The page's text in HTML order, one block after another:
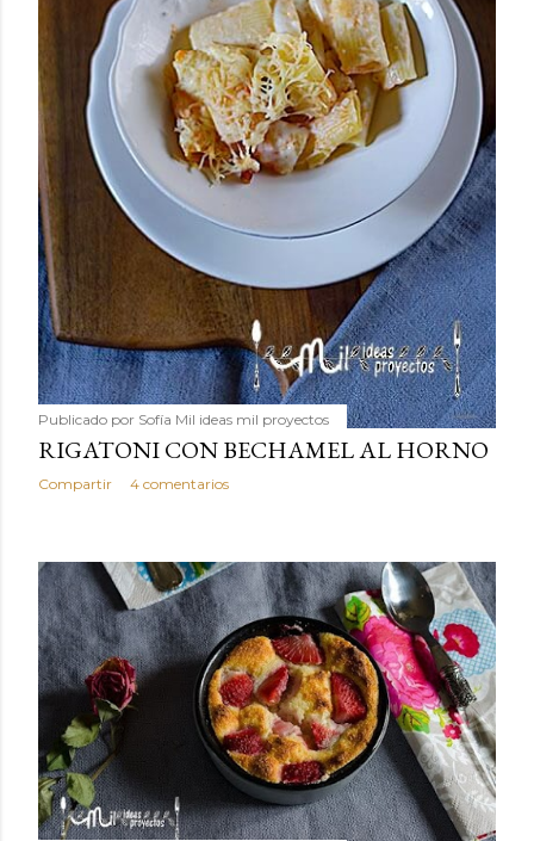
Publicado por Sofía Mil ideas mil proyectos
RIGATONI CON BECHAMEL AL HORNO
Compartir 4 comentarios